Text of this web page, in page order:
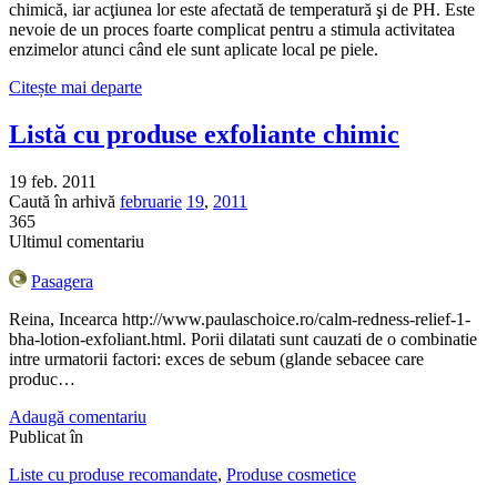
chimică, iar acţiunea lor este afectată de temperatură şi de PH. Este
nevoie de un proces foarte complicat pentru a stimula activitatea
enzimelor atunci când ele sunt aplicate local pe piele.
Citește mai departe
Listă cu produse exfoliante chimic
19 feb. 2011
Caută în arhivă februarie 19, 2011
365
Ultimul comentariu
Pasagera
Reina, Incearca http://www.paulaschoice.ro/calm-redness-relief-1-
bha-lotion-exfoliant.html. Porii dilatati sunt cauzati de o combinatie
intre urmatorii factori: exces de sebum (glande sebacee care
produc…
Adaugă comentariu
Publicat în
Liste cu produse recomandate, Produse cosmetice